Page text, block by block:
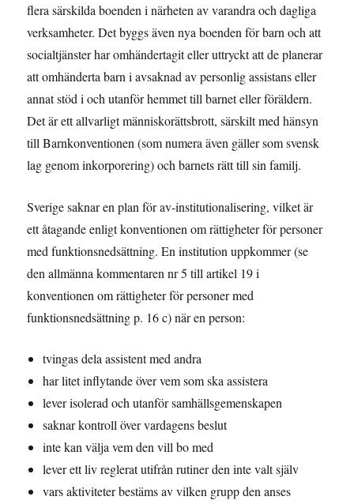
flera särskilda boenden i närheten av varandra och dagliga
verksamheter. Det byggs även nya boenden för barn och att
socialtjänster har omhändertagit eller uttryckt att de planerar
att omhänderta barn i avsaknad av personlig assistans eller
annat stöd i och utanför hemmet till barnet eller föräldern.
Det är ett allvarligt människorättsbrott, särskilt med hänsyn
till Barnkonventionen (som numera även gäller som svensk
lag genom inkorporering) och barnets rätt till sin familj.
Sverige saknar en plan för av-institutionalisering, vilket är
ett åtagande enligt konventionen om rättigheter för personer
med funktionsnedsättning. En institution uppkommer (se
den allmänna kommentaren nr 5 till artikel 19 i
konventionen om rättigheter för personer med
funktionsnedsättning p. 16 c) när en person:
tvingas dela assistent med andra
har litet inflytande över vem som ska assistera
lever isolerad och utanför samhällsgemenskapen
saknar kontroll över vardagens beslut
inte kan välja vem den vill bo med
lever ett liv reglerat utifrån rutiner den inte valt själv
vars aktiviteter bestäms av vilken grupp den anses